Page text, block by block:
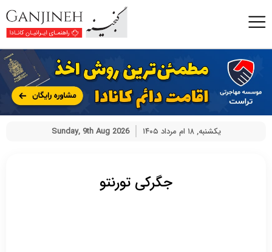
یکشنبه, ۱۸ ام مرداد ۱۴۰۵ Sunday, 9th Aug 2026
جگرکی تورنتو